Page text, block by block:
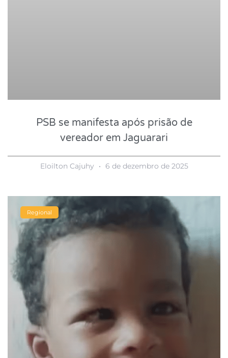
PSB se manifesta após prisão de
vereador em Jaguarari
Eloilton Cajuhy 6 de dezembro de 2025
Regional